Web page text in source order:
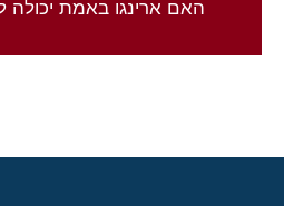
האם ארינגו באמת יכולה
התוצאות שלנו